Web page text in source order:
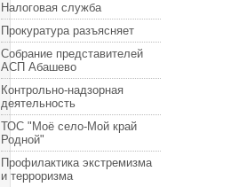
Налоговая служба
Прокуратура разъясняет
Собрание представителей
АСП Абашево
Контрольно-надзорная
деятельность
ТОС "Моё село-Мой край
Родной"
Профилактика экстремизма
и терроризма